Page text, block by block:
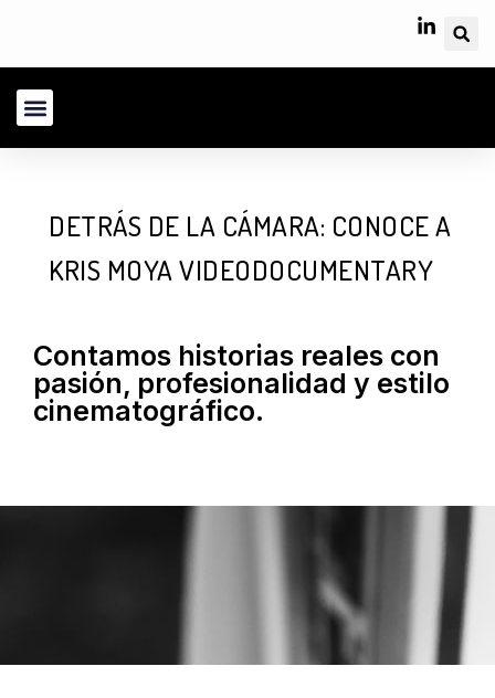
DETRÁS DE LA CÁMARA: CONOCE A
KRIS MOYA VIDEODOCUMENTARY
Contamos historias reales con
pasión, profesionalidad y estilo
cinematográfico.